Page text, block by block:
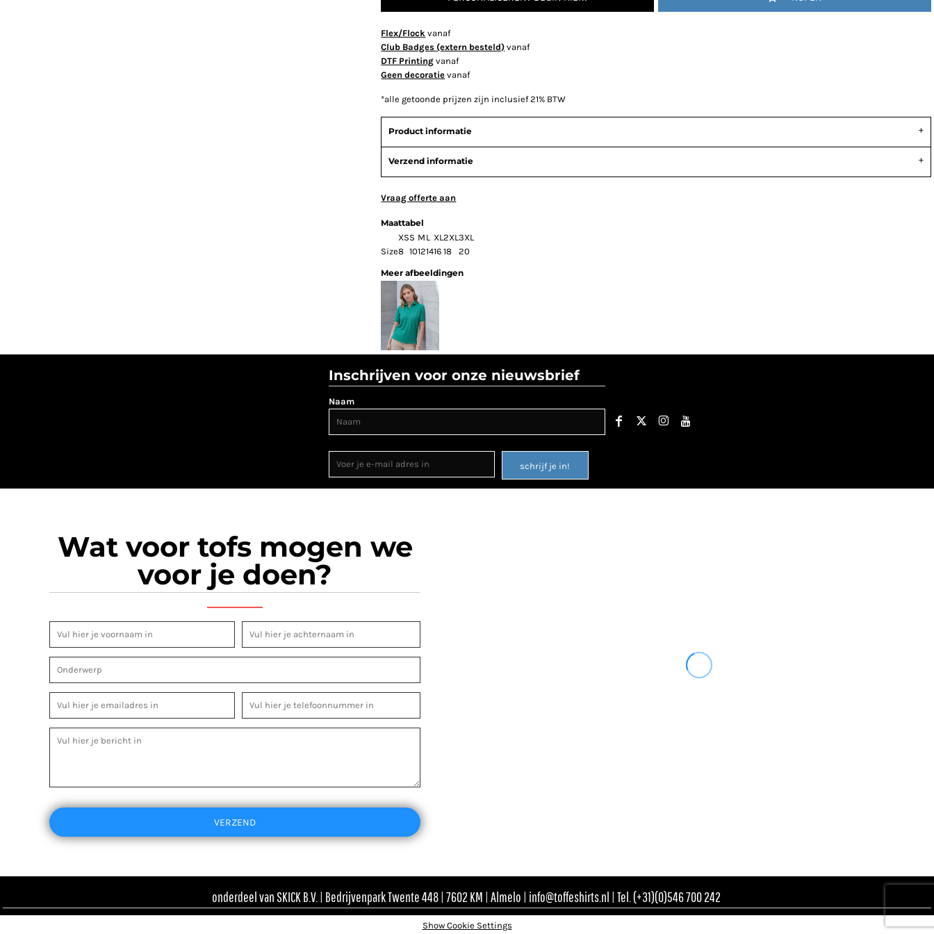
Flex/Flock vanaf
Club Badges (extern besteld) vanaf
DTF Printing vanaf
Geen decoratie vanaf
*alle getoonde prijzen zijn inclusief 21% BTW
Product informatie
Verzend informatie
Vraag offerte aan
Maattabel
XSS M L XL2XL3XL
Size8 10121416 18 20
Meer afbeeldingen
Inschrijven voor onze nieuwsbrief
Naam
schrijf je in!
Wat voor tofs mogen we
voor je doen?
VERZEND
onderdeel van SKICK B.V. | Bedrijvenpark Twente 448 | 7602 KM | Almelo | info@toffeshirts.nl | Tel. (+31)(0)546 700 242
Show Cookie Settings